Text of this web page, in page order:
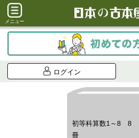
メニュー
ログイン
初等科算数1～8 8
冊